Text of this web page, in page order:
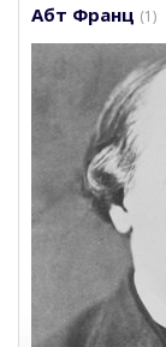
Абт Франц (1)